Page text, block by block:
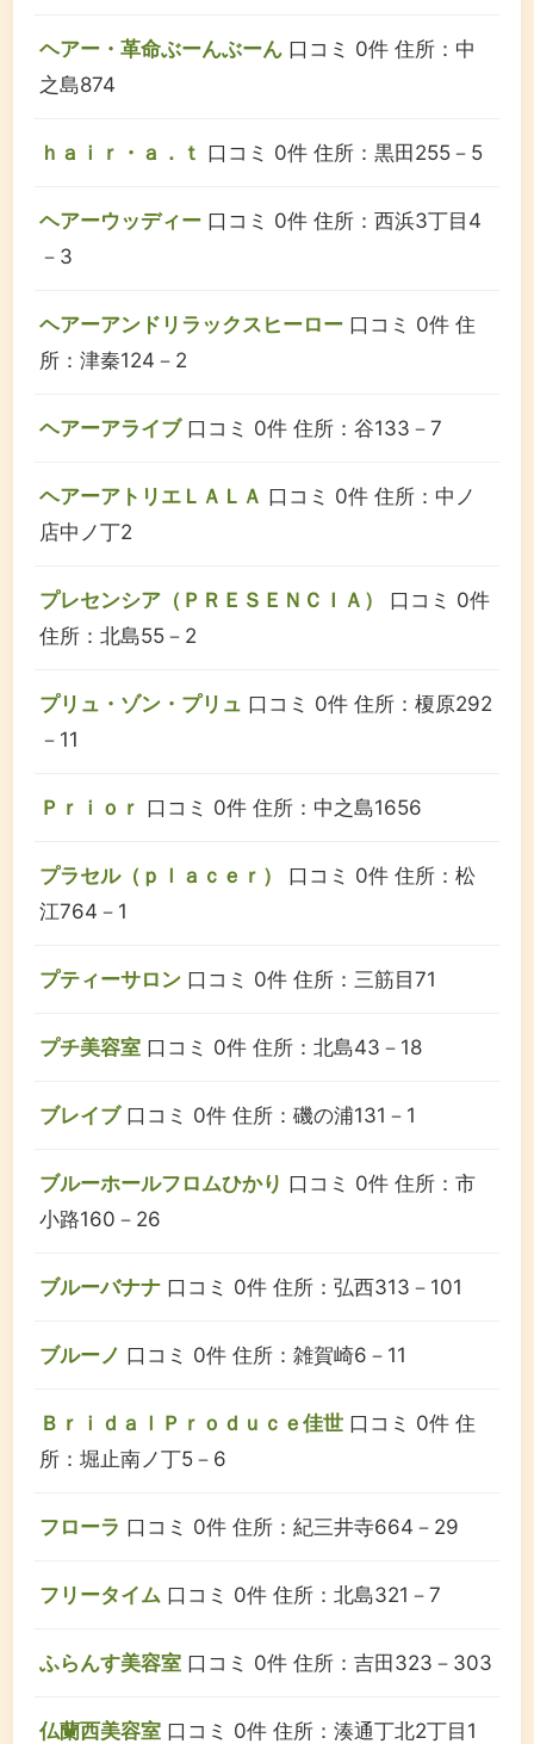
ヘアー・革命ぶーんぶーん 口コミ 0件 住所：中
之島874
ｈａｉｒ・ａ．ｔ 口コミ 0件 住所：黒田255－5
ヘアーウッディー 口コミ 0件 住所：西浜3丁目4
－3
ヘアーアンドリラックスヒーロー 口コミ 0件 住
所：津秦124－2
ヘアーアライブ 口コミ 0件 住所：谷133－7
ヘアーアトリエＬＡＬＡ 口コミ 0件 住所：中ノ
店中ノ丁2
プレセンシア（ＰＲＥＳＥＮＣＩＡ）
口コミ 0件
住所：北島55－2
プリュ・ゾン・プリュ 口コミ 0件 住所：榎原292
－11
Ｐｒｉｏｒ 口コミ 0件 住所：中之島1656
プラセル（ｐｌａｃｅｒ） 口コミ 0件 住所：松
江764－1
プティーサロン 口コミ 0件 住所：三筋目71
プチ美容室 口コミ 0件 住所：北島43－18
ブレイブ 口コミ 0件 住所：磯の浦131－1
ブルーホールフロムひかり 口コミ 0件 住所：市
小路160－26
ブルーバナナ 口コミ 0件 住所：弘西313－101
ブルーノ 口コミ 0件 住所：雑賀崎6－11
ＢｒｉｄａｌＰｒｏｄｕｃｅ佳世 口コミ 0件 住
所：堀止南ノ丁5－6
フローラ 口コミ 0件 住所：紀三井寺664－29
フリータイム 口コミ 0件 住所：北島321－7
ふらんす美容室 口コミ 0件 住所：吉田323－303
仏蘭西美容室 口コミ 0件 住所：湊通丁北2丁目1